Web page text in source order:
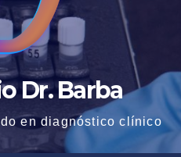
Dr. Barba
en diagnóstico clínico